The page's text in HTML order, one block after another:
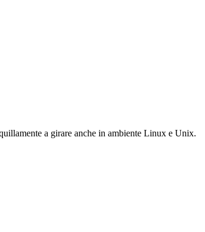
a girare anche in ambiente Linux e Unix.